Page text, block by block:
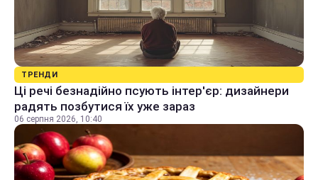
ТРЕНДИ
Ці речі безнадійно псують інтер'єр: дизайнери
радять позбутися їх уже зараз
06 серпня 2026, 10:40